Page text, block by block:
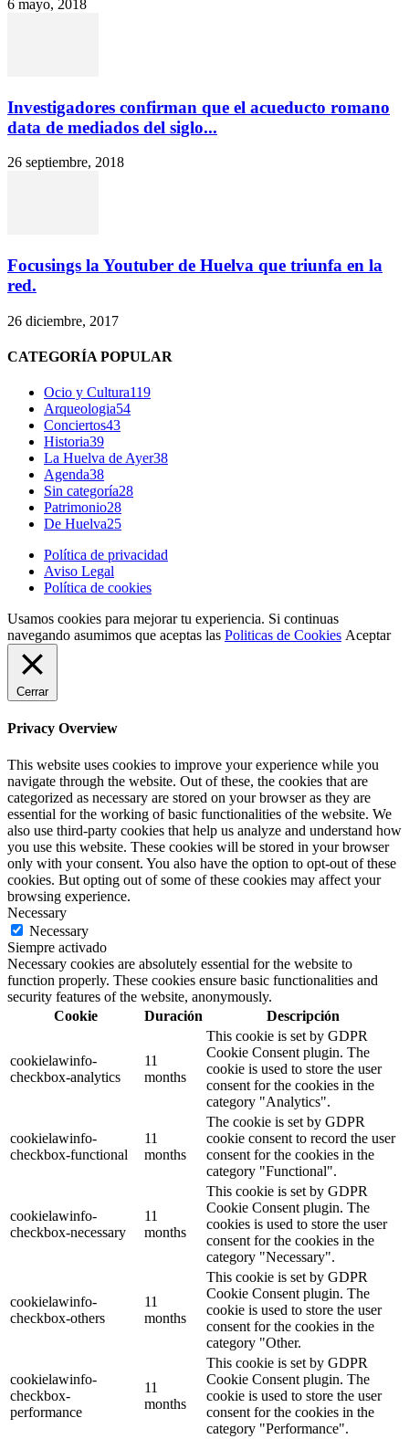
6 mayo, 2018
Investigadores confirman que el acueducto romano
data de mediados del siglo...
26 septiembre, 2018
Focusings la Youtuber de Huelva que triunfa en la
red.
26 diciembre, 2017
CATEGORÍA POPULAR
Ocio y Cultura119
Arqueologia54
Conciertos43
Historia39
La Huelva de Ayer38
Agenda38
Sin categoría28
Patrimonio28
De Huelva25
Política de privacidad
Aviso Legal
Política de cookies
Usamos cookies para mejorar tu experiencia. Si continuas
navegando asumimos que aceptas las Politicas de Cookies Aceptar
Cerrar
Privacy Overview
This website uses cookies to improve your experience while you
navigate through the website. Out of these, the cookies that are
categorized as necessary are stored on your browser as they are
essential for the working of basic functionalities of the website. We
also use third-party cookies that help us analyze and understand how
you use this website. These cookies will be stored in your browser
only with your consent. You also have the option to opt-out of these
cookies. But opting out of some of these cookies may affect your
browsing experience.
Necessary
Necessary
Siempre activado
Necessary cookies are absolutely essential for the website to
function properly. These cookies ensure basic functionalities and
security features of the website, anonymously.
Cookie
Duración Descripción
cookielawinfo-
checkbox-analytics
11
months
This cookie is set by GDPR
Cookie Consent plugin. The
cookie is used to store the user
consent for the cookies in the
category "Analytics".
cookielawinfo-
checkbox-functional
11
months
The cookie is set by GDPR
cookie consent to record the user
consent for the cookies in the
category "Functional".
cookielawinfo-
checkbox-necessary
11
months
This cookie is set by GDPR
Cookie Consent plugin. The
cookies is used to store the user
consent for the cookies in the
category "Necessary".
cookielawinfo-
checkbox-others
11
months
This cookie is set by GDPR
Cookie Consent plugin. The
cookie is used to store the user
consent for the cookies in the
category "Other.
cookielawinfo-
checkbox-
performance
11
months
This cookie is set by GDPR
Cookie Consent plugin. The
cookie is used to store the user
consent for the cookies in the
category "Performance".